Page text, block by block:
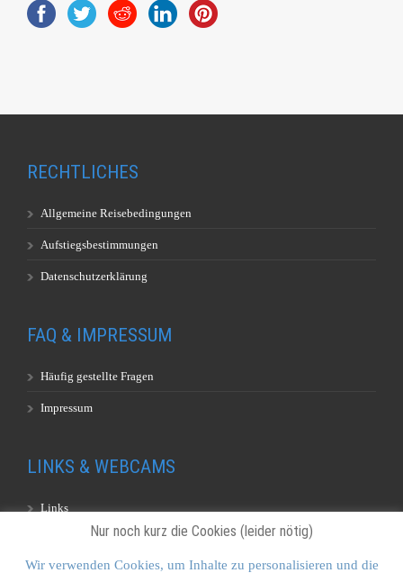
RECHTLICHES
Allgemeine Reisebedingungen
Aufstiegsbestimmungen
Datenschutzerklärung
FAQ & IMPRESSUM
Häufig gestellte Fragen
Impressum
LINKS & WEBCAMS
Links
Nur noch kurz die Cookies (leider nötig)
Wir verwenden Cookies, um Inhalte zu personalisieren und die